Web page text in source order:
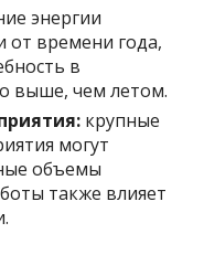
энергии
от времени года,
в
выше, чем летом.
крупные
могут
объемы
также влияет